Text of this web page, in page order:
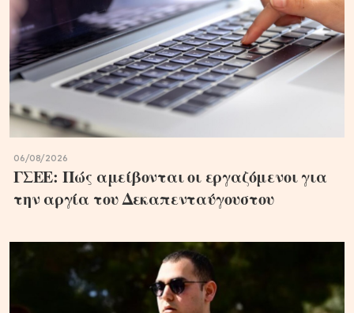
06/08/2026
ΓΣΕΕ: Πώς αμείβονται οι εργαζόμενοι για
την αργία του Δεκαπενταύγουστου